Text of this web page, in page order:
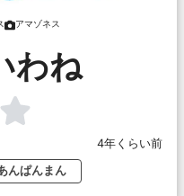
アマゾネス
わね
4年くらい前
んぱんまん